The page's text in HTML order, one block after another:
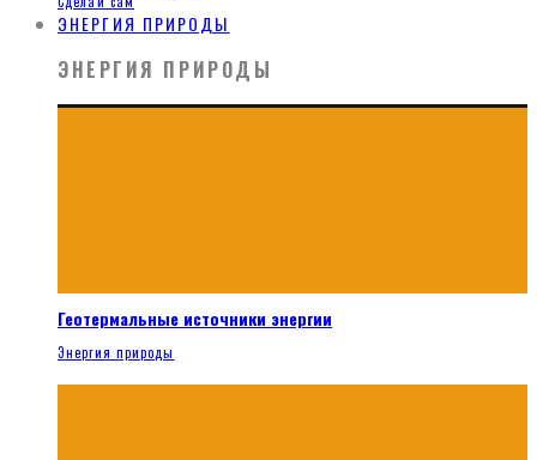
ЭНЕРГИЯ ПРИРОДЫ
ЭНЕРГИЯ ПРИРОДЫ
Геотермальные источники энергии
Энергия природы